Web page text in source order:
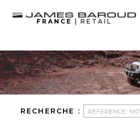
FRANCE | RETAIL
RECHERCHE :